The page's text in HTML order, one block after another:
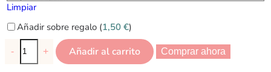
Limpiar
Añadir sobre regalo (1,50 €)
- + Añadir al carrito Comprar ahora